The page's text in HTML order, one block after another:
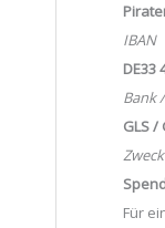
IBAN
DE33
Bank
GLS /
Zweck
Für